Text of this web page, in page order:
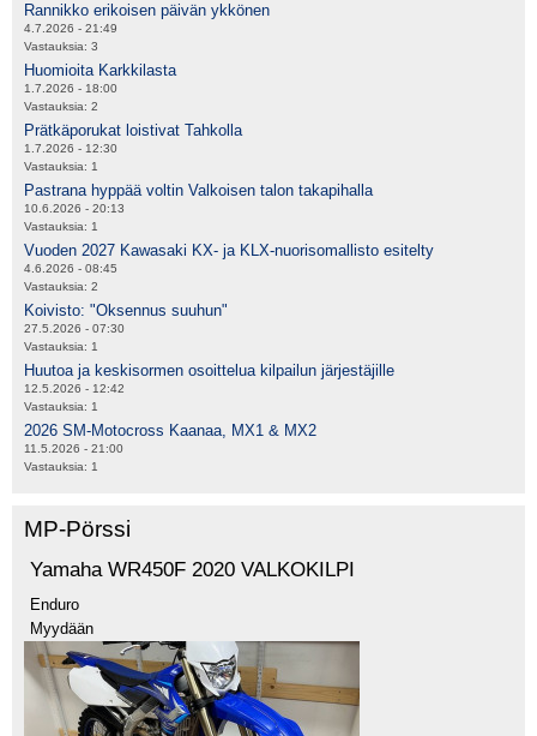
Rannikko erikoisen päivän ykkönen
4.7.2026 - 21:49
Vastauksia: 3
Huomioita Karkkilasta
1.7.2026 - 18:00
Vastauksia: 2
Prätkäporukat loistivat Tahkolla
1.7.2026 - 12:30
Vastauksia: 1
Pastrana hyppää voltin Valkoisen talon takapihalla
10.6.2026 - 20:13
Vastauksia: 1
Vuoden 2027 Kawasaki KX- ja KLX-nuorisomallisto esitelty
4.6.2026 - 08:45
Vastauksia: 2
Koivisto: "Oksennus suuhun"
27.5.2026 - 07:30
Vastauksia: 1
Huutoa ja keskisormen osoittelua kilpailun järjestäjille
12.5.2026 - 12:42
Vastauksia: 1
2026 SM-Motocross Kaanaa, MX1 & MX2
11.5.2026 - 21:00
Vastauksia: 1
MP-Pörssi
Yamaha WR450F 2020 VALKOKILPI
Enduro
Myydään